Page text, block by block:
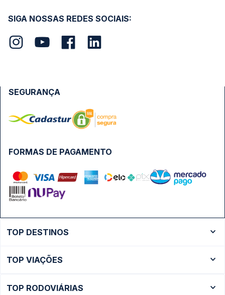
SIGA NOSSAS REDES SOCIAIS:
FORMAS DE PAGAMENTO
SEGURANÇA
TOP DESTINOS
Ônibus São Paulo
TOP VIAÇÕES
TOP RODOVIÁRIAS